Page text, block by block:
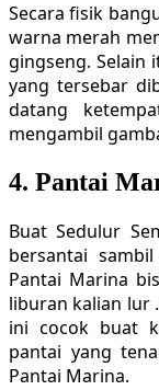
Secara fisik
warna merah
gingseng. Selain
yang tersebar
datang
mengambil
4. Pantai
Buat Sedulur
bersantai
Pantai Marina
liburan kalian lur
ini cocok buat
pantai yang
Pantai Marina.